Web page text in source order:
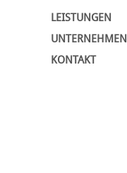
LEISTUNGEN
UNTERNEHMEN
KONTAKT